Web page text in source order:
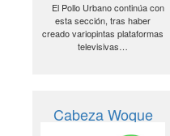
El Pollo Urbano continúa con
esta sección, tras haber
creado variopintas plataformas
televisivas…
Cabeza Woque